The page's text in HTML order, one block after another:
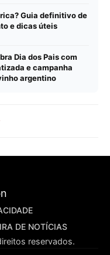
Guia definitivo de
e dicas úteis
Dia dos Pais com
e campanha
argentino
DE NOTÍCIAS
reservados.